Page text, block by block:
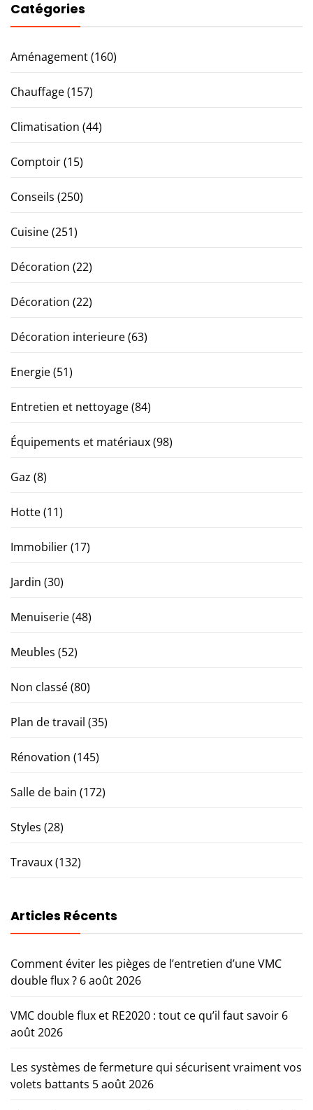
Catégories
Aménagement(160)
Chauffage(157)
Climatisation (44)
Comptoir(15)
Conseils (250)
Cuisine(251)
Décoration (22)
Décoration (22)
Décoration interieure(63)
Energie(51)
Entretien et nettoyage(84)
Équipements et matériaux(98)
Gaz (8)
Hotte(11)
Immobilier(17)
Jardin (30)
Menuiserie(48)
Meubles (52)
Non classé(80)
Plan de travail (35)
Rénovation (145)
Salle de bain (172)
Styles (28)
Travaux(132)
Articles Récents
Comment éviter les pièges de l’entretien d’une VMC
double flux ? 6 août 2026
VMC double flux et RE2020 : tout ce qu’il faut savoir 6
août 2026
Les systèmes de fermeture qui sécurisent vraiment vos
volets battants 5 août 2026